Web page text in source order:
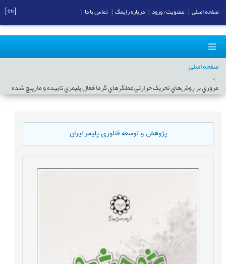
صفحه اصلی
مروري بر روش‌هاي تحريک حرارتي عملگرهاي گرما فعال پليمري تابيده و مارپيچ شده
پژوهش و توسعه فناوری پلیمر ایران
صفحه اصلی عضویت/ ورود درباره رایمگ تماس با ما